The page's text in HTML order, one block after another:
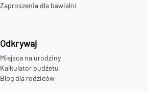
Zaproszenia dla bawialni
Odkrywaj
Miejsca na urodziny
Kalkulator budżetu
Blog dla rodziców